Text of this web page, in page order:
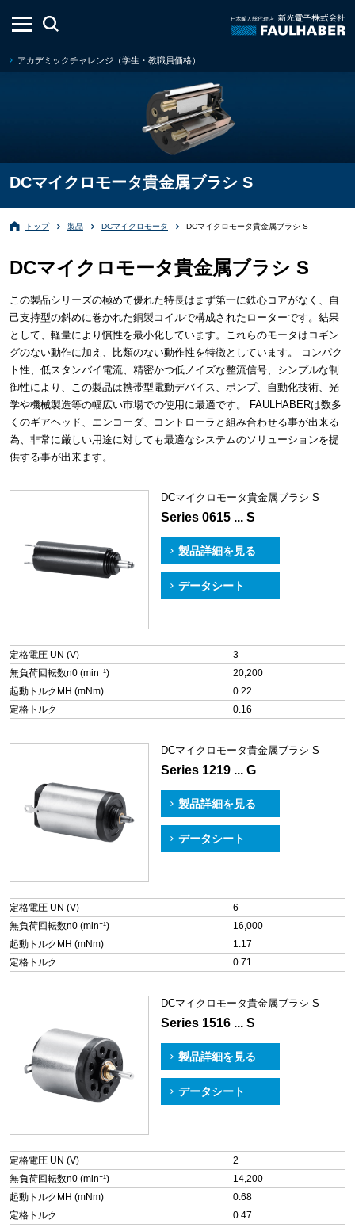
アカデミックチャレンジ（学生・教職員価格）
DCマイクロモータ貴金属ブラシ S
トップ 製品 DCマイクロモータ DCマイクロモータ貴金属ブラシ S
DCマイクロモータ貴金属ブラシ S
この製品シリーズの極めて優れた特長はまず第一に鉄心コアがなく、自
己支持型の斜めに巻かれた銅製コイルで構成されたローターです。結果
として、軽量により慣性を最小化しています。これらのモータはコギン
グのない動作に加え、比類のない動作性を特徴としています。 コンパク
ト性、低スタンバイ電流、精密かつ低ノイズな整流信号、シンプルな制
御性により、この製品は携帯型電動デバイス、ポンプ、自動化技術、光
学や機械製造等の幅広い市場での使用に最適です。 FAULHABERは数多
くのギアヘッド、エンコーダ、コントローラと組み合わせる事が出来る
為、非常に厳しい用途に対しても最適なシステムのソリューションを提
供する事が出来ます。
DCマイクロモータ貴金属ブラシ S
Series 0615 ... S
製品詳細を見る
データシート
定格電圧 UN (V)
3
無負荷回転数n0 (min⁻¹)
20,200
起動トルクMH (mNm)
0.22
定格トルク
0.16
DCマイクロモータ貴金属ブラシ S
Series 1219 ... G
製品詳細を見る
データシート
定格電圧 UN (V)
6
無負荷回転数n0 (min⁻¹)
16,000
起動トルクMH (mNm)
1.17
定格トルク
0.71
DCマイクロモータ貴金属ブラシ S
Series 1516 ... S
製品詳細を見る
データシート
定格電圧 UN (V)
2
無負荷回転数n0 (min⁻¹)
14,200
起動トルクMH (mNm)
0.68
定格トルク
0.47